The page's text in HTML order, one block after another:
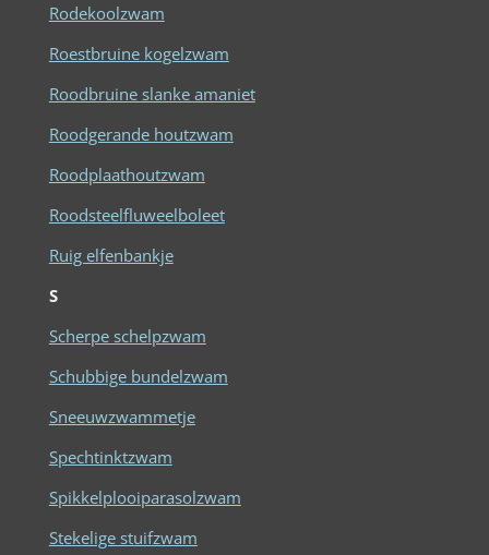
Rodekoolzwam
Roestbruine kogelzwam
Roodbruine slanke amaniet
Roodgerande houtzwam
Roodplaathoutzwam
Roodsteelfluweelboleet
Ruig elfenbankje
S
Scherpe schelpzwam
Schubbige bundelzwam
Sneeuwzwammetje
Spechtinktzwam
Spikkelplooiparasolzwam
Stekelige stuifzwam